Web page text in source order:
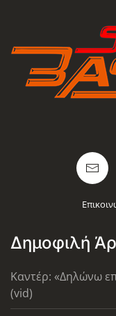
Δημοφιλή
Καντέρ: «Δηλώνω
(vid)